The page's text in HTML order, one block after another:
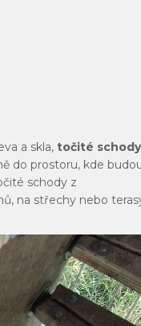
a skla, točité schody
do prostoru, kde
schody z
na střechy nebo